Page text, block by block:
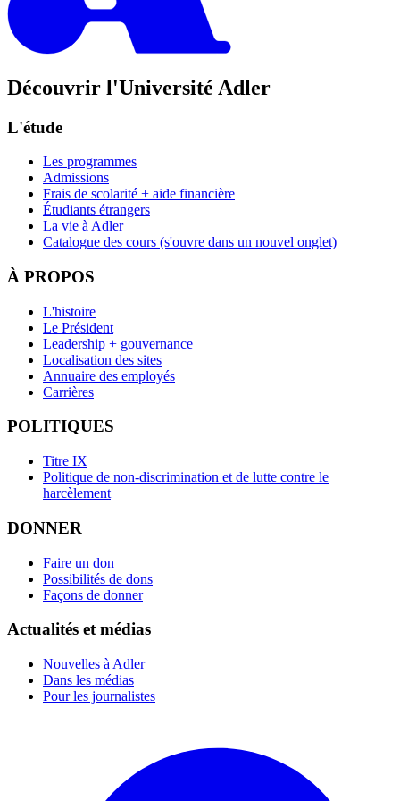
Découvrir l'Université Adler
L'étude
Les programmes
Admissions
Frais de scolarité + aide financière
Étudiants étrangers
La vie à Adler
Catalogue des cours (s'ouvre dans un nouvel onglet)
À PROPOS
L'histoire
Le Président
Leadership + gouvernance
Localisation des sites
Annuaire des employés
Carrières
POLITIQUES
Titre IX
Politique de non-discrimination et de lutte contre le
harcèlement
DONNER
Faire un don
Possibilités de dons
Façons de donner
Actualités et médias
Nouvelles à Adler
Dans les médias
Pour les journalistes